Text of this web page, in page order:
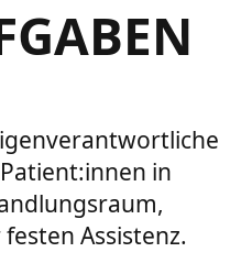
in
Assistenz.